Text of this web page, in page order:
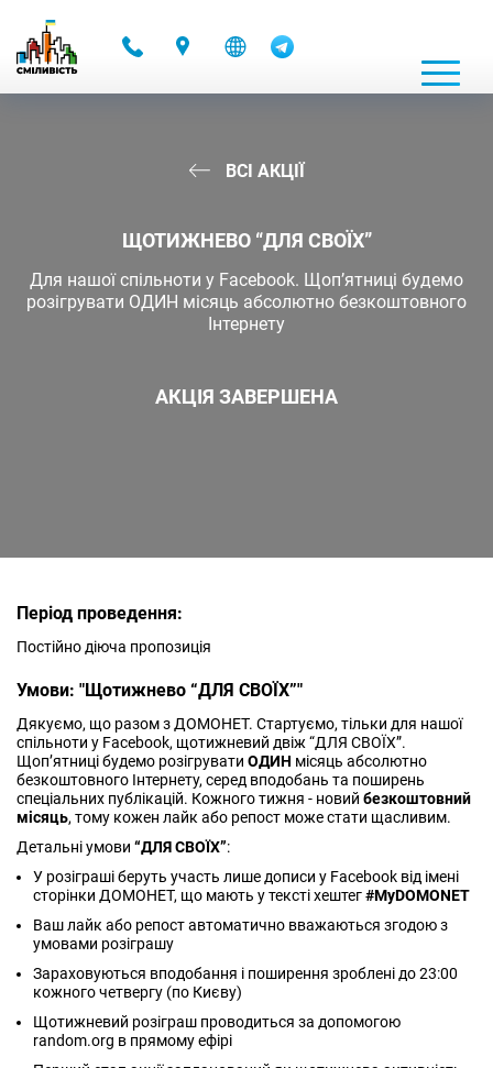
ВСІ АКЦІЇ
ЩОТИЖНЕВО “ДЛЯ СВОЇХ”
Для нашої спільноти у Facebook. Щоп’ятниці будемо
розігрувати ОДИН місяць абсолютно безкоштовного
Інтернету
АКЦІЯ ЗАВЕРШЕНА
Період проведення:
Постійно діюча пропозиція
Умови: "Щотижнево “ДЛЯ СВОЇХ”"
Дякуємо, що разом з ДОМОНЕТ. Стартуємо, тільки для нашої
спільноти у Facebook, щотижневий двіж “ДЛЯ СВОЇХ”.
Щоп’ятниці будемо розігрувати ОДИН місяць абсолютно
безкоштовного Інтернету, серед вподобань та поширень
спеціальних публікацій. Кожного тижня - новий безкоштовний
місяць, тому кожен лайк або репост може стати щасливим.
Детальні умови “ДЛЯ СВОЇХ”:
У розіграші беруть участь лише дописи у Facebook від імені
сторінки ДОМОНЕТ, що мають у тексті хештег#MyDOMONET
Ваш лайк або репост автоматично вважаються згодою з
умовами розіграшу
Зараховуються вподобання і поширення зроблені до 23:00
кожного четвергу (по Києву)
Щотижневий розіграш проводиться за допомогою
random.org в прямому ефірі